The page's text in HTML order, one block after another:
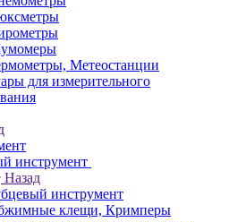
Метеостанции
для измерительного
инструмент
Назад
инструмент
клещи, Кримперы